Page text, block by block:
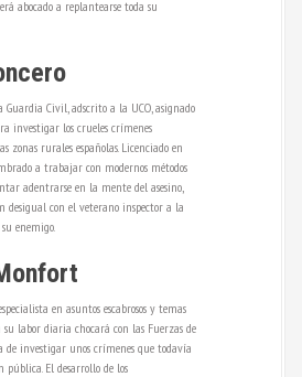
abocado a replantearse toda su
Guardia Civil, adscrito a la UCO, asignado
investigar los crueles crímenes
zonas rurales españolas. Licenciado en
a trabajar con modernos métodos
adentrarse en la mente del asesino,
con el veterano inspector a la
enemigo.
en asuntos escabrosos y temas
su labor diaria chocará con las Fuerzas de
de investigar unos crímenes que todavía
pública. El desarrollo de los